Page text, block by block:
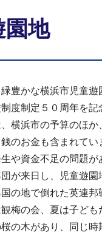
園地
豊かな横浜市児童遊
度制定５０周年を
横浜市の予算のほ
のお金も含まれてい
や資金不足の問題
が来日し、児童遊
の地で倒れた英連
梅の会、夏は子ど
の木があり、同じ